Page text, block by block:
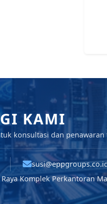
KAMI
konsultasi dan penawaran
Komplek Perkantoran